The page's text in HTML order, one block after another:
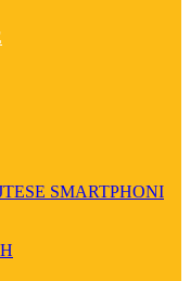
SMARTPHONI